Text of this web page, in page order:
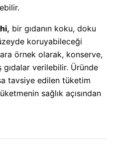
bir gıdanın koku, doku
koruyabileceği
örnek olarak, konserve,
verilebilir. Üründe
tavsiye edilen tüketim
sağlık açısından